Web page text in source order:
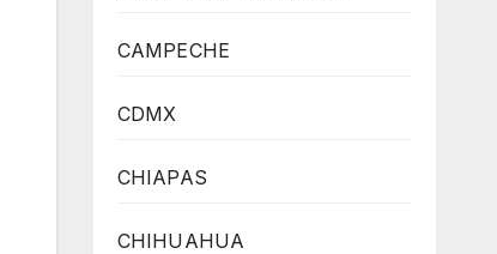
CAMPECHE
CDMX
CHIAPAS
CHIHUAHUA